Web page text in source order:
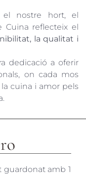
el nostre hort, el
Cuina reflecteix el
la qualitat i
dedicació a oferir
on cada mos
cuina i amor pels
guardonat amb 1